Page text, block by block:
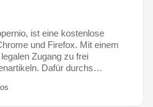
ist eine kostenlose
und Firefox. Mit einem
Zugang zu frei
Dafür durchs…